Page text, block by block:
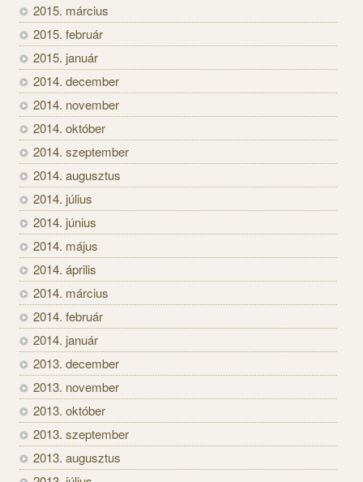
2015. március
2015. február
2015. január
2014. december
2014. november
2014. október
2014. szeptember
2014. augusztus
2014. július
2014. június
2014. május
2014. április
2014. március
2014. február
2014. január
2013. december
2013. november
2013. október
2013. szeptember
2013. augusztus